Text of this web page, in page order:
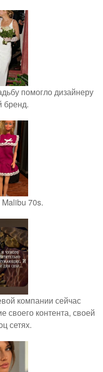
помогло дизайнеру
бренд.
70s.
компании сейчас
своего контента, своей
сетях.